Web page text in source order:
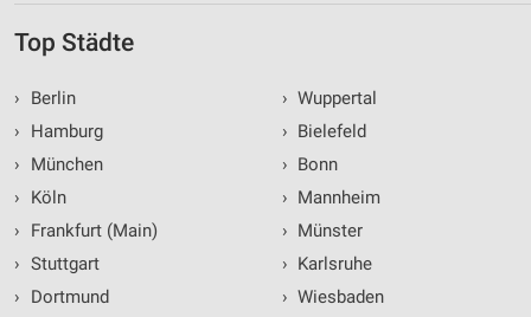
Top Städte
›
Berlin
›
Hamburg
›
München
›
Köln
›
Frankfurt (Main)
› Stuttgart
›
Dortmund
› Wuppertal
› Bielefeld
› Bonn
› Mannheim
› Münster
› Karlsruhe
› Wiesbaden